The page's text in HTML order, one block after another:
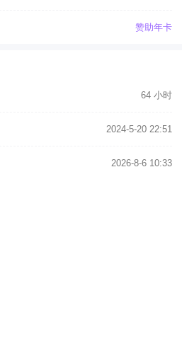
赞助年卡
64 小时
2024-5-20 22:51
2026-8-6 10:33